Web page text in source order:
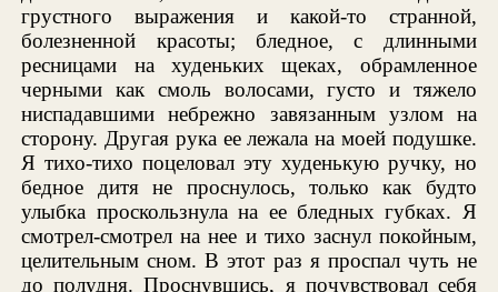
грустного выражения и какой-то странной,
болезненной красоты; бледное, с длинными
ресницами на худеньких щеках, обрамленное
черными как смоль волосами, густо и тяжело
ниспадавшими небрежно завязанным узлом на
сторону. Другая рука ее лежала на моей подушке.
Я тихо-тихо поцеловал эту худенькую ручку, но
бедное дитя не проснулось, только как будто
улыбка проскользнула на ее бледных губках. Я
смотрел-смотрел на нее и тихо заснул покойным,
целительным сном. В этот раз я проспал чуть не
до полудня. Проснувшись, я почувствовал себя